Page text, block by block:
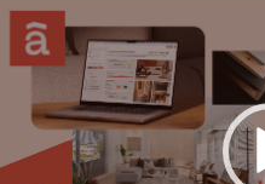
Video
Player